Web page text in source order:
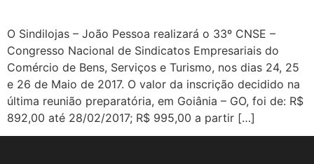
O Sindilojas – João Pessoa realizará o 33º CNSE –
Congresso Nacional de Sindicatos Empresariais do
Comércio de Bens, Serviços e Turismo, nos dias 24, 25
e 26 de Maio de 2017. O valor da inscrição decidido na
última reunião preparatória, em Goiânia – GO, foi de: R$
892,00 até 28/02/2017; R$ 995,00 a partir […]